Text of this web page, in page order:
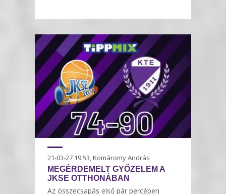
21-03-27 19:53, Komáromy András
MEGÉRDEMELT GYŐZELEM A
JKSE OTTHONÁBAN
Az összecsapás első pár percében